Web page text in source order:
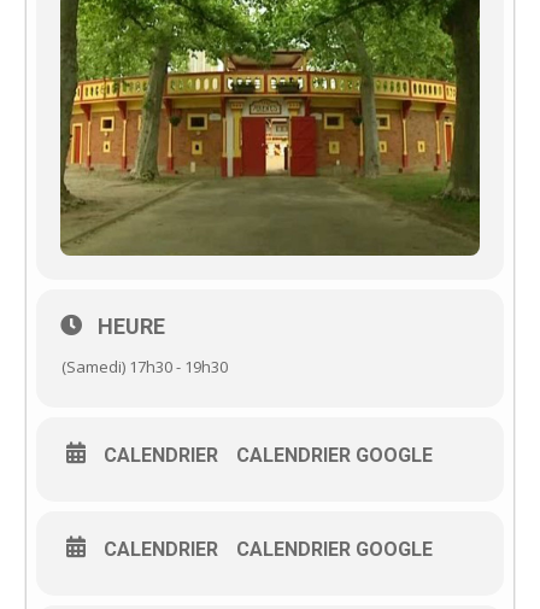
HEURE
(Samedi) 17h30 - 19h30
CALENDRIER CALENDRIER GOOGLE
CALENDRIER CALENDRIER GOOGLE